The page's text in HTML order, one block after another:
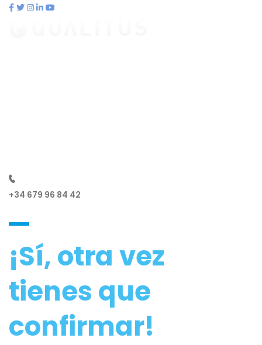
+34 679 96 84 42
¡Sí, otra vez
tienes que
confirmar!